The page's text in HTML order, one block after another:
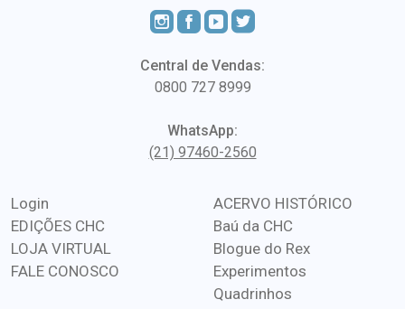
Central de Vendas:
0800 727 8999
WhatsApp:
(21) 97460-2560
Login
EDIÇÕES CHC
LOJA VIRTUAL
FALE CONOSCO
ACERVO HISTÓRICO
Baú da CHC
Blogue do Rex
Experimentos
Quadrinhos